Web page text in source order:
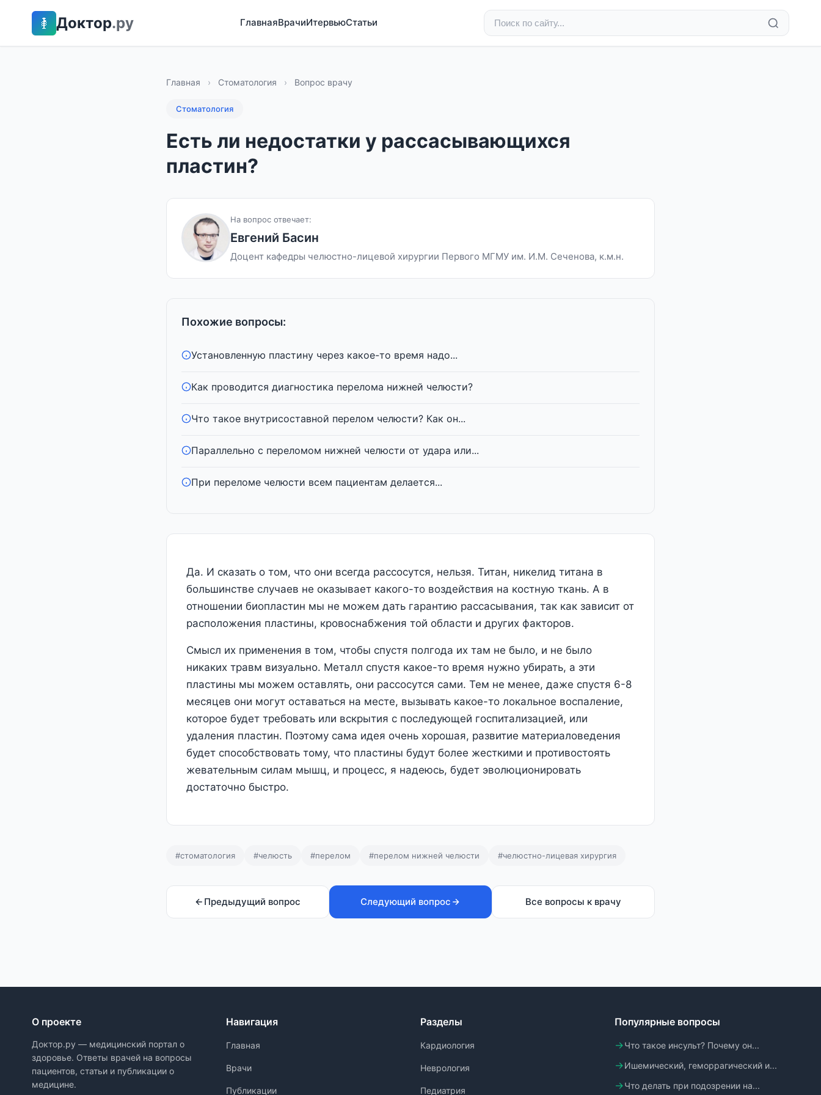
Доктор.ру ГлавнаяВрачиИтервьюСтатьи
Главная › Стоматология › Вопрос врачу
Стоматология
Есть ли недостатки у рассасывающихся
пластин?
На вопрос отвечает:
Евгений Басин
Доцент кафедры челюстно-лицевой хирургии Первого МГМУ им. И.М. Сеченова, к.м.н.
Похожие вопросы:
Установленную пластину через какое-то время надо...
Как проводится диагностика перелома нижней челюсти?
Что такое внутрисоставной перелом челюсти? Как он...
Параллельно с переломом нижней челюсти от удара или...
При переломе челюсти всем пациентам делается...
Да. И сказать о том, что они всегда рассосутся, нельзя. Титан, никелид титана в
большинстве случаев не оказывает какого-то воздействия на костную ткань. А в
отношении биопластин мы не можем дать гарантию рассасывания, так как зависит от
расположения пластины, кровоснабжения той области и других факторов.
Смысл их применения в том, чтобы спустя полгода их там не было, и не было
никаких травм визуально. Металл спустя какое-то время нужно убирать, а эти
пластины мы можем оставлять, они рассосутся сами. Тем не менее, даже спустя 6-8
месяцев они могут оставаться на месте, вызывать какое-то локальное воспаление,
которое будет требовать или вскрытия с последующей госпитализацией, или
удаления пластин. Поэтому сама идея очень хорошая, развитие материаловедения
будет способствовать тому, что пластины будут более жесткими и противостоять
жевательным силам мышц, и процесс, я надеюсь, будет эволюционировать
достаточно быстро.
#стоматология #челюсть #перелом #перелом нижней челюсти #челюстно-лицевая хирургия
Предыдущий вопрос Следующий вопрос Все вопросы к врачу
О проекте
Доктор.ру — медицинский портал о
здоровье. Ответы врачей на вопросы
пациентов, статьи и публикации о
медицине.
Навигация
Главная
Врачи
Публикации
Разделы
Кардиология
Неврология
Педиатрия
Популярные вопросы
Что такое инсульт? Почему он...
Ишемический, геморрагический и...
Что делать при подозрении на...